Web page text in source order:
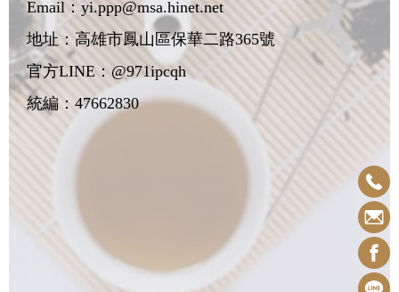
Email： yi.ppp@msa.hinet.net
地址： 高雄市鳳山區保華二路365號
官方LINE：@971ipcqh
統編：47662830